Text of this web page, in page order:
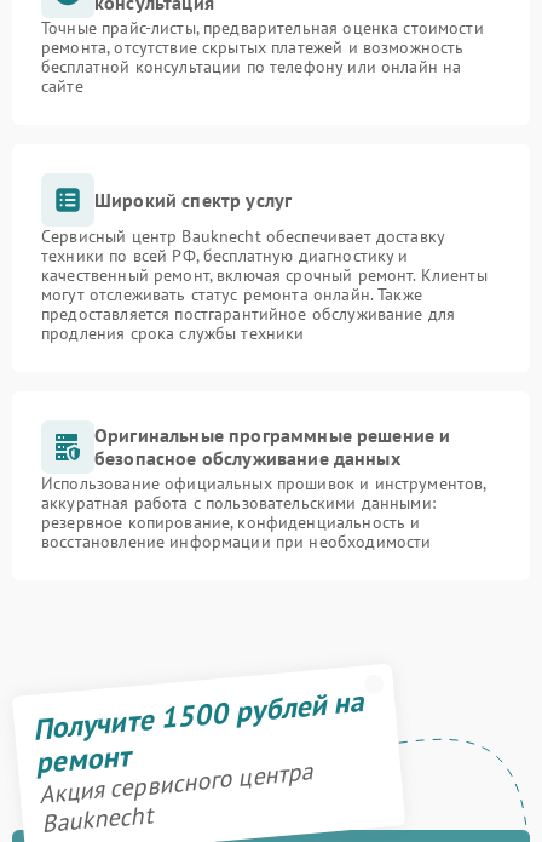
Точные прайс-листы, предварительная оценка стоимости
ремонта, отсутствие скрытых платежей и возможность
бесплатной консультации по телефону или онлайн на
сайте
Широкий спектр услуг
Сервисный центр Bauknecht обеспечивает доставку
техники по всей РФ, бесплатную диагностику и
качественный ремонт, включая срочный ремонт. Клиенты
могут отслеживать статус ремонта онлайн. Также
предоставляется постгарантийное обслуживание для
продления срока службы техники
Оригинальные программные решение и
безопасное обслуживание данных
Использование официальных прошивок и инструментов,
аккуратная работа с пользовательскими данными:
резервное копирование, конфиденциальность и
восстановление информации при необходимости
Получите 1500 рублей на
ремонт
Акция сервисного центра
Bauknecht